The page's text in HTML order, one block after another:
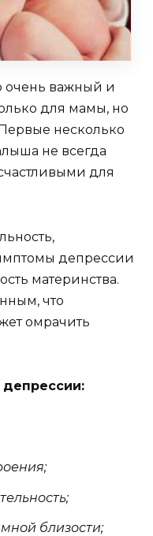
очень важный и
для мамы, но
несколько
не всегда
для
депрессии
материнства.
что
омрачить
близости;